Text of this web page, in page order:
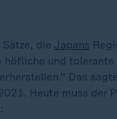
Sätze, die Japans
höfliche und
Das
Heute muss der